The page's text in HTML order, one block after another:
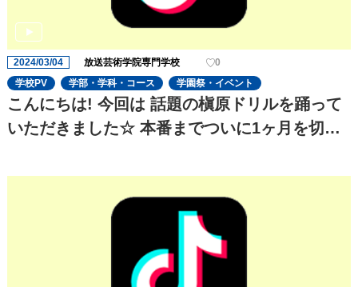
2024/03/04 放送芸術学院専門学校
0
学校PV
学部・学科・コース 学園祭・イベント
こんにちは! 今回は 話題の槇原ドリルを踊って
いただきました☆ 本番までついに1ヶ月を切
これからも期待です!